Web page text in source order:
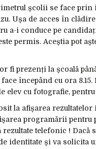
școlii se face prin
Ușa de acces în
a-i conduce pe
permis. Aceștia pot
fi prezenți la școală
începând cu ora 8.15.
elev cu fotografie,
la afișarea rezultatelor
programării pentru
rezultate telefonic ! Dacă
identitate și va solicita